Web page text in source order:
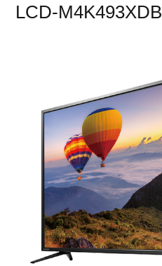
LCD-M4K493XDB